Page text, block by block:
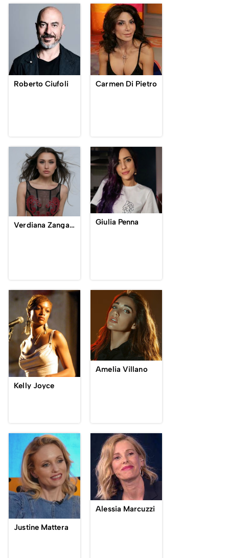
Roberto Ciufoli Carmen Di Pietro
Verdiana Zangaro Giulia Penna
Kelly Joyce
Amelia Villano
Justine Mattera
Alessia Marcuzzi